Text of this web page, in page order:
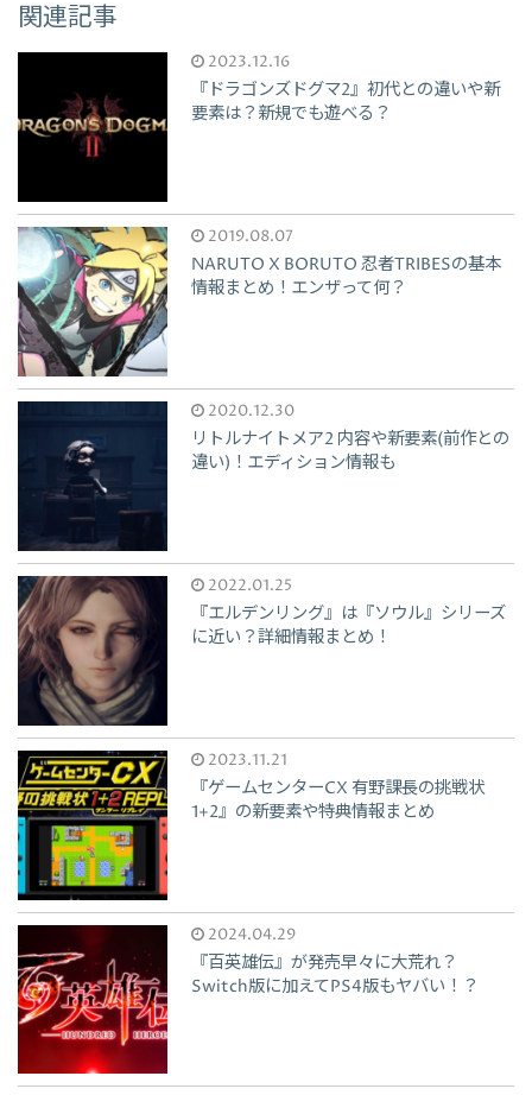
関連記事
2023.12.16
『ドラゴンズドグマ2』初代との違いや新
要素は？新規でも遊べる？
2019.08.07
NARUTO X BORUTO 忍者TRIBESの基本
情報まとめ！エンザって何？
2020.12.30
リトルナイトメア2 内容や新要素(前作との
違い)！エディション情報も
2022.01.25
『エルデンリング』は『ソウル』シリーズ
に近い？詳細情報まとめ！
2023.11.21
『ゲームセンターCX 有野課長の挑戦状
1+2』の新要素や特典情報まとめ
2024.04.29
『百英雄伝』が発売早々に大荒れ？
Switch版に加えてPS4版もヤバい！？